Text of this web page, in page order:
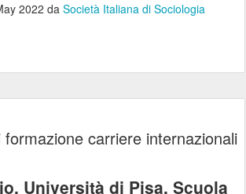
2022 da Società Italiana di Sociologia
formazione carriere internazionali
Università di Pisa, Scuola